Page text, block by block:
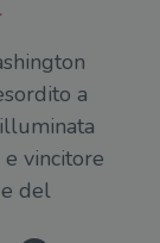
a
vincitore
del